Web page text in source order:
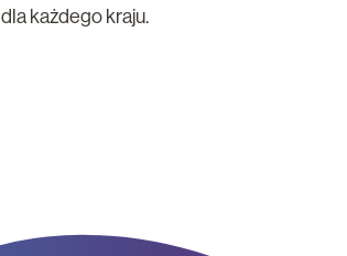
dla każdego kraju.